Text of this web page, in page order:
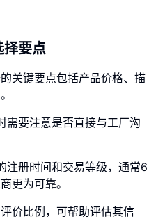
择要点
关键要点包括产品价格、描
需要注意是否直接与工厂沟
注册时间和交易等级，通常6
更为可靠。
价比例，可帮助评估其信